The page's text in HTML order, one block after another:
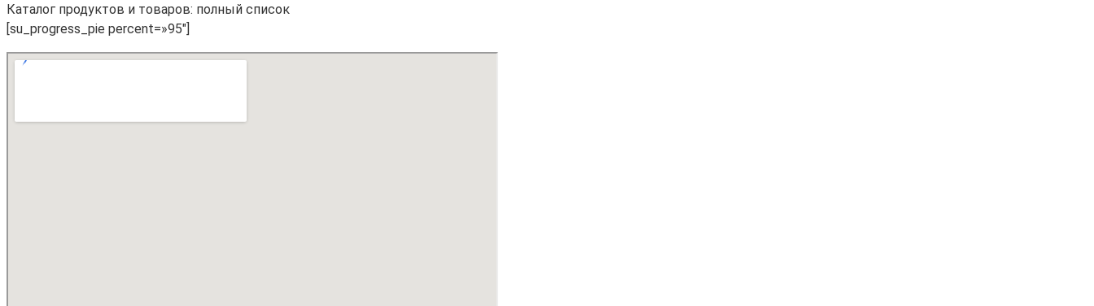
Каталог продуктов и товаров: полный список
[su_progress_pie percent=»95″]